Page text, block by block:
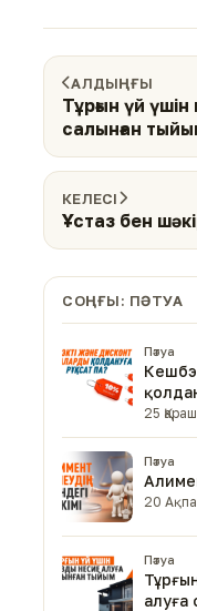
АЛДЫҢҒЫ
Тұрғын үй
салынған
КЕЛЕСІ
Ұстаз бен
СОҢҒЫ: ПӘТУА
Пәтуа
25
Пәтуа
20
Пәтуа
алуға